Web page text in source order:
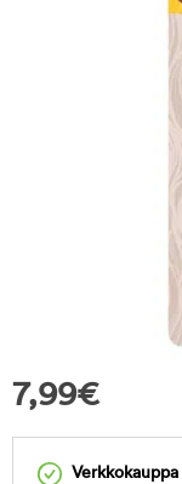
7,99€
Verkkokauppa